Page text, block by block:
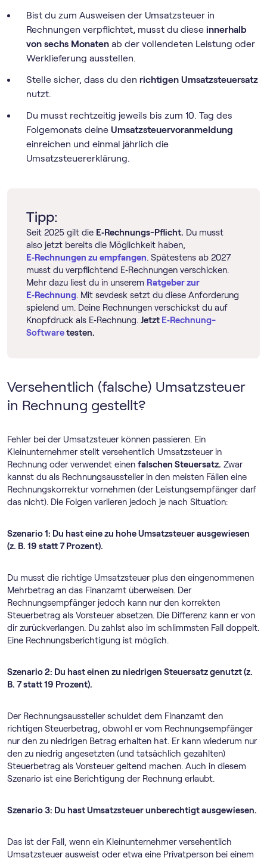
Bist du zum Ausweisen der Umsatzsteuer in
Rechnungen verpflichtet, musst du diese innerhalb
von sechs Monaten ab der vollendeten Leistung oder
Werklieferung ausstellen.
Stelle sicher, dass du den richtigen Umsatzsteuersatz
nutzt.
Du musst rechtzeitig jeweils bis zum 10. Tag des
Folgemonats deine Umsatz­steuer­voranmeldung
einreichen und einmal jährlich die
Umsatzsteuererklärung.
Tipp:
Seit 2025 gilt die E‑Rechnungs-Pflicht. Du musst
also jetzt bereits die Möglichkeit haben,
E‑Rechnungen zu empfangen. Spätestens ab 2027
musst du verpflichtend E‑Rechnungen verschicken.
Mehr dazu liest du in unserem Ratgeber zur
E‑Rechnung. Mit sevdesk setzt du diese Anforderung
spielend um. Deine Rechnungen verschickst du auf
Knopfdruck als E‑Rechnung. Jetzt E‑Rechnung-
Softwaretesten.
Versehentlich (falsche) Umsatzsteuer
in Rechnung gestellt?
Fehler bei der Umsatzsteuer können passieren. Ein
Kleinunternehmer stellt versehentlich Umsatzsteuer in
Rechnung oder verwendet einen falschen Steuersatz. Zwar
kannst du als Rechnungsaussteller in den meisten Fällen eine
Rechnungskorrektur vornehmen (der Leistungsempfänger darf
das nicht). Die Folgen variieren jedoch je nach Situation:
Szenario 1: Du hast eine zu hohe Umsatzsteuer ausgewiesen
(z. B. 19 statt 7 Prozent).
Du musst die richtige Umsatzsteuer plus den eingenommenen
Mehrbetrag an das Finanzamt überweisen. Der
Rechnungsempfänger jedoch kann nur den korrekten
Steuerbetrag als Vorsteuer absetzen. Die Differenz kann er von
dir zurückverlangen. Du zahlst also im schlimmsten Fall doppelt.
Eine Rechnungsberichtigung ist möglich.
Szenario 2: Du hast einen zu niedrigen Steuersatz genutzt (z.
B. 7 statt 19 Prozent).
Der Rechnungsaussteller schuldet dem Finanzamt den
richtigen Steuerbetrag, obwohl er vom Rechnungsempfänger
nur den zu niedrigen Betrag erhalten hat. Er kann wiederum nur
den zu niedrig angesetzten (und tatsächlich gezahlten)
Steuerbetrag als Vorsteuer geltend machen. Auch in diesem
Szenario ist eine Berichtigung der Rechnung erlaubt.
Szenario 3: Du hast Umsatzsteuer unberechtigt ausgewiesen.
Das ist der Fall, wenn ein Kleinunternehmer versehentlich
Umsatzsteuer ausweist oder etwa eine Privatperson bei einem